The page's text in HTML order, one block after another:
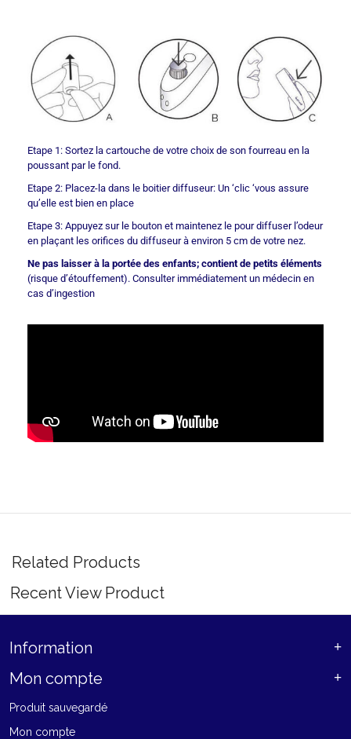
Etape 1: Sortez la cartouche de votre choix de son fourreau en la
poussant par le fond.
Etape 2: Placez-la dans le boitier diffuseur: Un ‘clic ‘vous assure
qu’elle est bien en place
Etape 3: Appuyez sur le bouton et maintenez le pour diffuser l’odeur
en plaçant les orifices du diffuseur à environ 5 cm de votre nez.
Ne pas laisser à la portée des enfants; contient de petits éléments
(risque d’étouffement). Consulter immédiatement un médecin en
cas d’ingestion
Related Products
Recent View Product
Information
Mon compte
Produit sauvegardé
Mon compte